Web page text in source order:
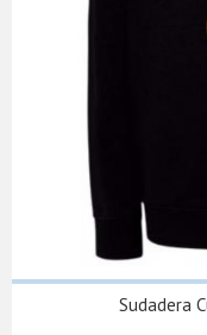
Sudadera